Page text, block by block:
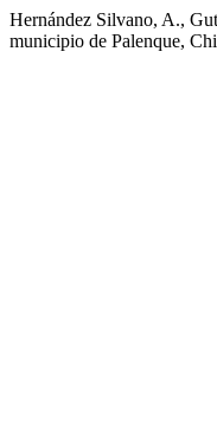
Hernández Silvano, A.,
municipio de Palenque,